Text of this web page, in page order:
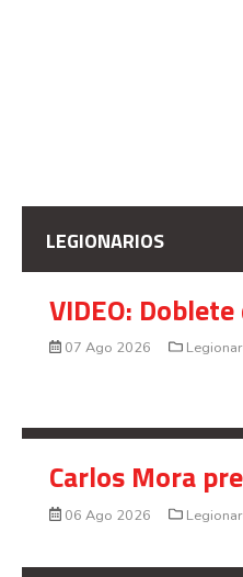
LEGIONARIOS
VIDEO:
07 Ago 2026
Carlos Mora
06 Ago 2026